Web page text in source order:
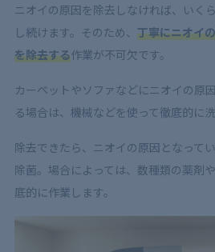
ニオイの原因を除去しなければ、いく
し続けます。そのため、 丁寧にニオイ
を除去する作業が不可欠です。
カーペットやソファなどにニオイの原
る場合は、機械などを使って徹底的に洗
除去できたら、ニオイの原因となって
除菌。場合によっては、数種類の薬剤
底的に作業します。